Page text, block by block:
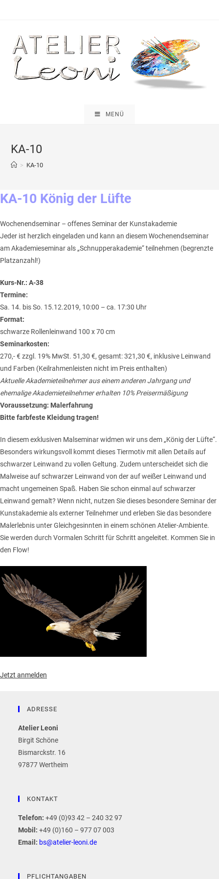
MENÜ
KA-10
> KA-10
KA-10 König der Lüfte
Wochenendseminar – offenes Seminar der Kunstakademie
Jeder ist herzlich eingeladen und kann an diesem Wochenendseminar
am Akademieseminar als „Schnupperakademie“ teilnehmen (begrenzte
Platzanzahl!)
Kurs-Nr.: A-38
Termine:
Sa. 14. bis So. 15.12.2019, 10:00 – ca. 17:30 Uhr
Format:
schwarze Rollenleinwand 100 x 70 cm
Seminarkosten:
270,- € zzgl. 19% MwSt. 51,30 €, gesamt: 321,30 €, inklusive Leinwand
und Farben (Keilrahmenleisten nicht im Preis enthalten)
Aktuelle Akademieteilnehmer aus einem anderen Jahrgang und
ehemalige Akademieteilnehmer erhalten 10% Preisermäßigung
Voraussetzung: Malerfahrung
Bitte farbfeste Kleidung tragen!
In diesem exklusiven Malseminar widmen wir uns dem „König der Lüfte“.
Besonders wirkungsvoll kommt dieses Tiermotiv mit allen Details auf
schwarzer Leinwand zu vollen Geltung. Zudem unterscheidet sich die
Malweise auf schwarzer Leinwand von der auf weißer Leinwand und
macht ungemeinen Spaß. Haben Sie schon einmal auf schwarzer
Leinwand gemalt? Wenn nicht, nutzen Sie dieses besondere Seminar der
Kunstakademie als externer Teilnehmer und erleben Sie das besondere
Malerlebnis unter Gleichgesinnten in einem schönen Atelier-Ambiente.
Sie werden durch Vormalen Schritt für Schritt angeleitet. Kommen Sie in
den Flow!
Jetzt anmelden
ADRESSE
Atelier Leoni
Birgit Schöne
Bismarckstr. 16
97877 Wertheim
KONTAKT
Telefon: +49 (0)93 42 – 240 32 97
Mobil: +49 (0)160 – 977 07 003
Email: bs@atelier-leoni.de
PFLICHTANGABEN